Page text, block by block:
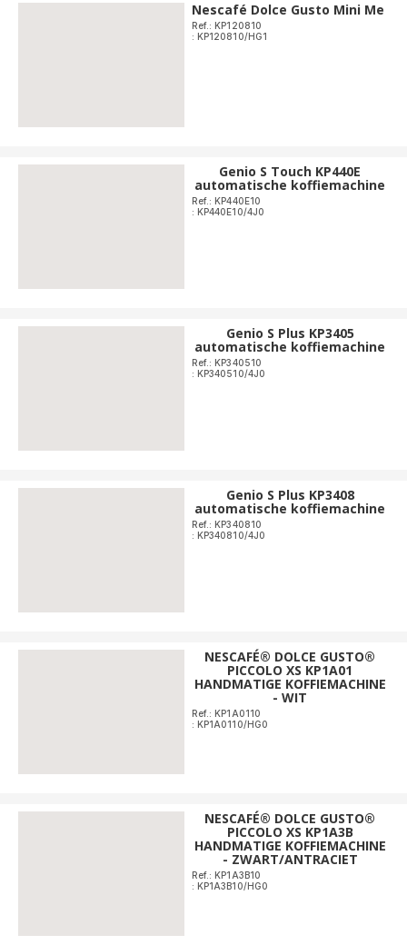
Nescafé Dolce Gusto Mini Me
Ref.: KP120810
: KP120810/HG1
Genio S Touch KP440E
automatische koffiemachine
Ref.: KP440E10
: KP440E10/4J0
Genio S Plus KP3405
automatische koffiemachine
Ref.: KP340510
: KP340510/4J0
Genio S Plus KP3408
automatische koffiemachine
Ref.: KP340810
: KP340810/4J0
NESCAFÉ® DOLCE GUSTO®
PICCOLO XS KP1A01
HANDMATIGE KOFFIEMACHINE
- WIT
Ref.: KP1A0110
: KP1A0110/HG0
NESCAFÉ® DOLCE GUSTO®
PICCOLO XS KP1A3B
HANDMATIGE KOFFIEMACHINE
- ZWART/ANTRACIET
Ref.: KP1A3B10
: KP1A3B10/HG0